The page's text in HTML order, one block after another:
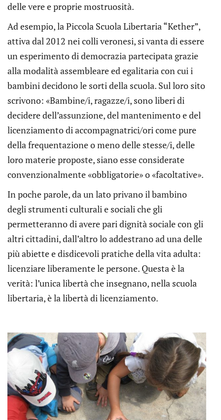
delle vere e proprie mostruosità.
Ad esempio, la Piccola Scuola Libertaria “Kether”,
attiva dal 2012 nei colli veronesi, si vanta di essere
un esperimento di democrazia partecipata grazie
alla modalità assembleare ed egalitaria con cui i
bambini decidono le sorti della scuola. Sul loro sito
scrivono: «Bambine/i, ragazze/i, sono liberi di
decidere dell’assunzione, del mantenimento e del
licenziamento di accompagnatrici/ori come pure
della frequentazione o meno delle stesse/i, delle
loro materie proposte, siano esse considerate
convenzionalmente «obbligatorie» o «facoltative».
In poche parole, da un lato privano il bambino
degli strumenti culturali e sociali che gli
permetteranno di avere pari dignità sociale con gli
altri cittadini, dall’altro lo addestrano ad una delle
più abiette e disdicevoli pratiche della vita adulta:
licenziare liberamente le persone. Questa è la
verità: l’unica libertà che insegnano, nella scuola
libertaria, è la libertà di licenziamento.